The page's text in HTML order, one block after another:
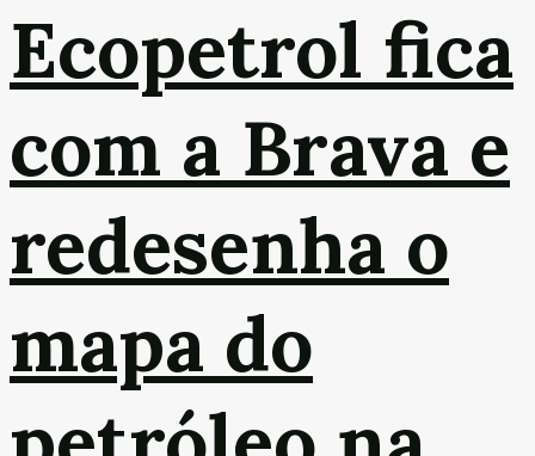
Ecopetrol fica
com a Brava e
redesenha o
mapa do